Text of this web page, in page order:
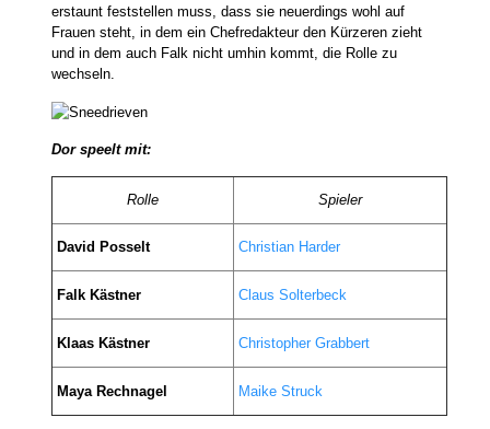
erstaunt feststellen muss, dass sie neuerdings wohl auf
Frauen steht, in dem ein Chefredakteur den Kürzeren zieht
und in dem auch Falk nicht umhin kommt, die Rolle zu
wechseln.
Dor speelt mit:
Rolle Spieler
David Posselt Christian Harder
Falk Kästner Claus Solterbeck
Klaas Kästner Christopher Grabbert
Maya Rechnagel Maike Struck